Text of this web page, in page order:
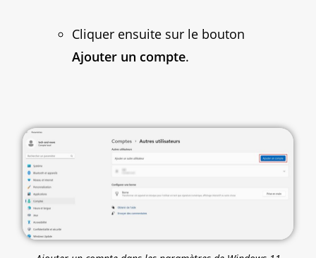
Cliquer ensuite sur le bouton
Ajouter un compte.